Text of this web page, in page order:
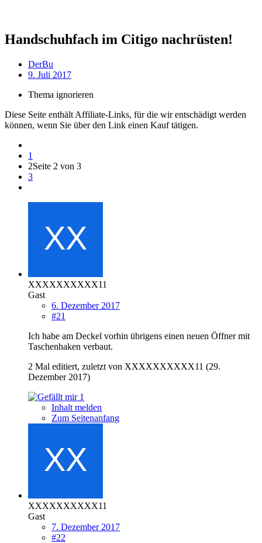
Handschuhfach im Citigo nachrüsten!
DerBu
9. Juli 2017
Thema ignorieren
Diese Seite enthält Affiliate-Links, für die wir entschädigt werden
können, wenn Sie über den Link einen Kauf tätigen.
1
2Seite 2 von 3
3
XXXXXXXXXX11
Gast
6. Dezember 2017
#21
Ich habe am Deckel vorhin übrigens einen neuen Öffner mit
Taschenhaken verbaut.
2 Mal editiert, zuletzt von XXXXXXXXXX11 (29.
Dezember 2017)
1
Inhalt melden
Zum Seitenanfang
XXXXXXXXXX11
Gast
7. Dezember 2017
#22